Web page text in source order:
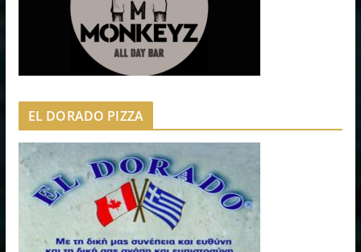
EL DORADO PIZZA